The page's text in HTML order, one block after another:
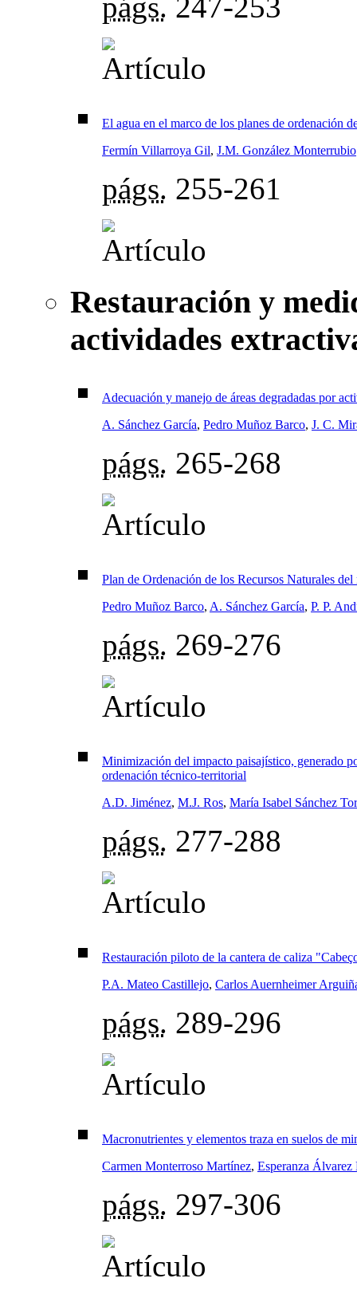
págs. 247-253
El agua en el marco de los planes de ordenación
Fermín Villarroya Gil, J.M. González Monterrubio
págs. 255-261
Restauración y
actividades
Adecuación y manejo de áreas degradadas por
A. Sánchez García, Pedro Muñoz Barco, J. C.
págs. 265-268
Plan de Ordenación de los Recursos Naturales
Pedro Muñoz Barco, A. Sánchez García, P. P.
págs. 269-276
Minimización del impacto paisajístico, generado
ordenación técnico-territorial
A.D. Jiménez, M.J. Ros, María Isabel Sánchez
págs. 277-288
Restauración piloto de la cantera de caliza
P.A. Mateo Castillejo, Carlos Auernheimer
págs. 289-296
Macronutrientes y elementos traza en suelos de
Carmen Monterroso Martínez, Esperanza Álvarez
págs. 297-306